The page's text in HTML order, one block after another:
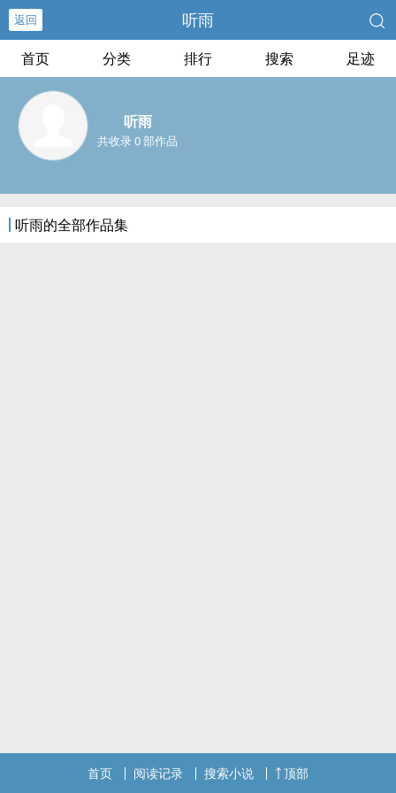
返回 听雨
首页 分类 排行 搜索 足迹
听雨
共收录 0 部作品
听雨的全部作品集
首页 阅读记录 搜索小说 顶部